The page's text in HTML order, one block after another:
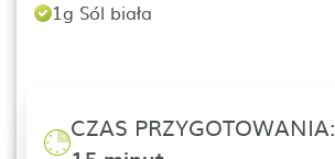
1g Sól biała
CZAS PRZYGOTOWANIA: